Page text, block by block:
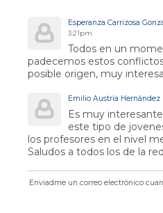
Esperanza Carrizosa
3:21pm
Todos en un
padecemos estos
posible origen, muy
Emilio Austria Hernández
Es muy
este tipo de
los profesores en el nivel
Saludos a todos los de la red
Enviadme un correo electrónico